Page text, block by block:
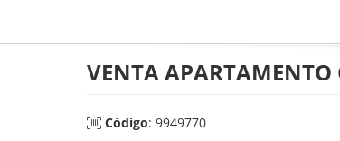
VENTA APARTAMENTO
Código: 9949770